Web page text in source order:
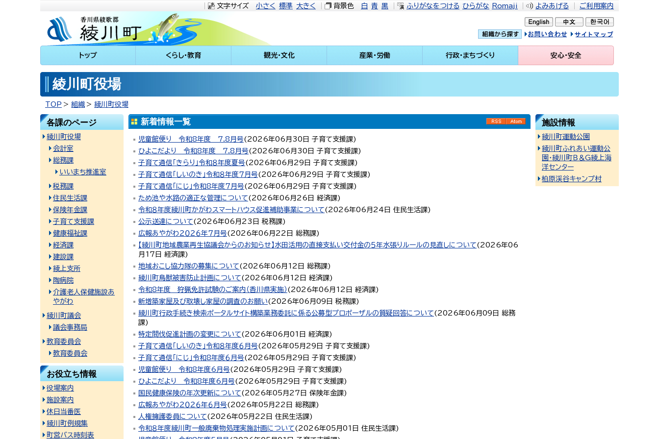
文字サイズ 小さく 標準 大きく 背景色 白 青 黒 ふりがなをつける ひらがな Romaji よみあげる ご利用案内
川町
問い合せ イトマップ
トップ くらし・教育 観光・文化 産業・労働 行政・まちづくり 安心・安全
綾川町役場
TOP 組織 綾川町役場
RSS Atom
新着情報一覧
児童館便り 令和8年度 7.8月号( 2026年06月30日 子育て支援課)
ひよこだより 令和8年度 7.8月号( 2026年06月30日 子育て支援課)
子育て通信「きらり」令和８年度夏号( 2026年06月29日 子育て支援課)
子育て通信「しいのき」令和８年度７月号( 2026年06月29日 子育て支援課)
子育て通信「にじ」令和8年度７月号( 2026年06月29日 子育て支援課)
ため池や水路の適正な管理について( 2026年06月26日 経済課)
令和８年度綾川町かがわスマートハウス促進補助事業について( 2026年06月24日 住民生活課)
公示送達について( 2026年06月23日 税務課)
広報あやがわ２０２６年７月号( 2026年06月22日 総務課)
【綾川町地域農業再生協議会からのお知らせ】水田活用の直接支払い交付金の５年水張りルールの見直しについて( 2026年06
月17日 経済課)
地域おこし協力隊の募集について( 2026年06月12日 総務課)
綾川町鳥獣被害防止計画について( 2026年06月12日 経済課)
令和8年度 狩猟免許試験のご案内（香川県実施） ( 2026年06月12日 経済課)
新増築家屋及び取壊し家屋の調査のお願い( 2026年06月09日 税務課)
綾川町行政手続き検索ポータルサイト構築業務委託に係る公募型プロポーザルの質疑回答について( 2026年06月09日 総務
課)
特定間伐促進計画の変更について( 2026年06月01日 経済課)
子育て通信「しいのき」令和８年度６月号( 2026年05月29日 子育て支援課)
子育て通信「にじ」令和8年度６月号( 2026年05月29日 子育て支援課)
児童館便り 令和8年度6月号( 2026年05月29日 子育て支援課)
ひよこだより 令和8年度6月号( 2026年05月29日 子育て支援課)
国民健康保険の年次更新について( 2026年05月27日 保険年金課)
広報あやがわ２０２６年６月号( 2026年05月22日 総務課)
人権擁護委員について( 2026年05月22日 住民生活課)
令和８年度綾川町一般廃棄物処理実施計画について( 2026年05月01日 住民生活課)
各課のページ
綾川町役場
会計室
総務課
いいまち推進室
税務課
住民生活課
保険年金課
子育て支援課
健康福祉課
経済課
建設課
綾上支所
陶病院
介護老人保健施設あ
やがわ
綾川町議会
議会事務局
教育委員会
教育委員会
お役立ち情報
役場案内
施設案内
休日当番医
綾川町例規集
町営バス時刻表
施設情報
綾川町運動公園
綾川町ふれあい運動公
園・綾川町Ｂ＆G綾上海
洋センター
柏原渓谷キャンプ村